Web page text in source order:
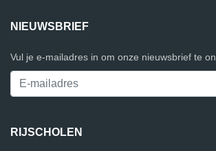
NIEUWSBRIEF
Vul je e-mailadres in om onze nieuwsbrief te
RIJSCHOLEN